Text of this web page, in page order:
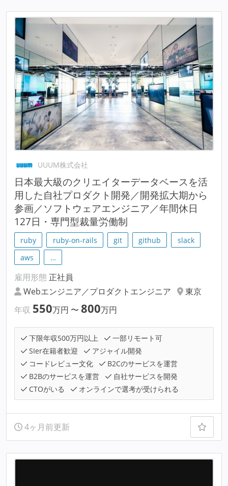
UUUM株式会社
日本最大級のクリエイターデータベースを活
用した自社プロダクト開発／開発拡大期から
参画／ソフトウェアエンジニア／年間休日
127日・専門型裁量労働制
ruby ruby-on-rails git github
slack
aws
…
雇用形態 正社員
Webエンジニア／プロダクトエンジニア
東京
年収 550万円 〜 800万円
下限年収500万円以上
一部リモート可
SIer在籍者歓迎
アジャイル開発
コードレビュー文化
B2Cのサービスを運営
B2Bのサービスを運営
自社サービスを開発
CTOがいる
オンラインで選考が受けられる
4ヶ月前更新